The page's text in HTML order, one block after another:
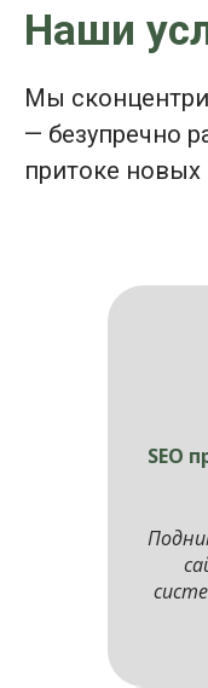
Наши
Мы
— безупречно
притоке новых
SEO